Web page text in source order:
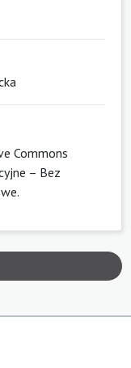
Commons
– Bez
.